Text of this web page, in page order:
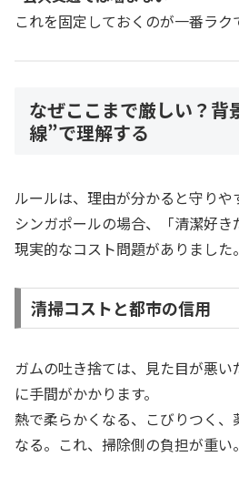
これを固定しておくのが一番ラク
なぜここまで厳しい？背
線”で理解する
ルールは、理由が分かると守りや
シンガポールの場合、「清潔好き
現実的なコスト問題がありました。
清掃コストと都市の信用
ガムの吐き捨ては、見た目が悪
に手間がかかります。
熱で柔らかくなる、こびりつく
なる。これ、掃除側の負担が重い。